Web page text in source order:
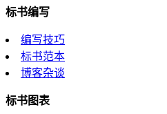
标书编写
编写技巧
标书范本
博客杂谈
标书图表